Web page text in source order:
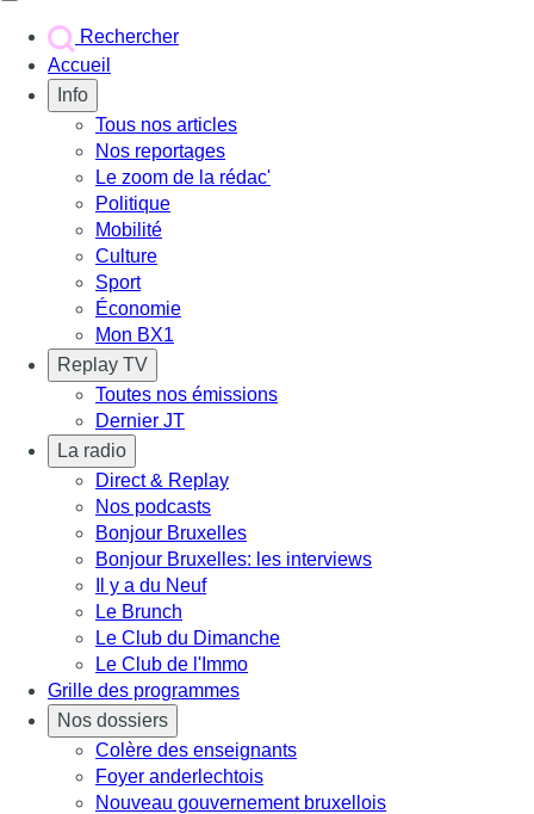
Rechercher
Accueil
Info
Tous nos articles
Nos reportages
Le zoom de la rédac'
Politique
Mobilité
Culture
Sport
Économie
Mon BX1
Replay TV
Toutes nos émissions
Dernier JT
La radio
Direct & Replay
Nos podcasts
Bonjour Bruxelles
Bonjour Bruxelles: les interviews
Il y a du Neuf
Le Brunch
Le Club du Dimanche
Le Club de l'Immo
Grille des programmes
Nos dossiers
Colère des enseignants
Foyer anderlechtois
Nouveau gouvernement bruxellois